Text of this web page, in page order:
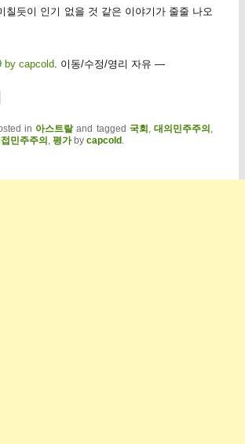
칠듯이 인기 없을 것 같은 이야기가 줄줄 나오
by capcold . 이동/수정/영리 자유 —
in 아스트랄and tagged국회 ,대의민주주의 ,
민주주의 , 평가by capcold .